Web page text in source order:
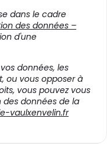
dans le cadre
des données –
d'une
données, les
ou vous opposer à
vous pouvez vous
données de la
vaulxenvelin.fr